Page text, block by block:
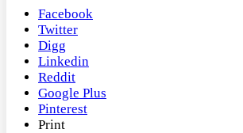
Facebook
Twitter
Digg
Linkedin
Reddit
Google Plus
Pinterest
Print